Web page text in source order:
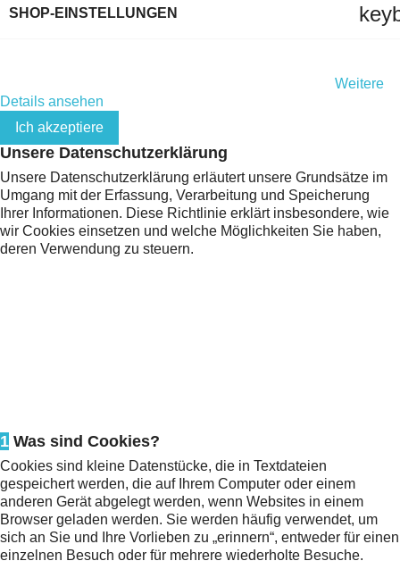
SHOP-EINSTELLUNGEN
Weitere
Details ansehen
Ich akzeptiere
Unsere Datenschutzerklärung
Unsere Datenschutzerklärung erläutert unsere Grundsätze im
Umgang mit der Erfassung, Verarbeitung und Speicherung
Ihrer Informationen. Diese Richtlinie erklärt insbesondere, wie
wir Cookies einsetzen und welche Möglichkeiten Sie haben,
deren Verwendung zu steuern.
1 Was sind Cookies?
Cookies sind kleine Datenstücke, die in Textdateien
gespeichert werden, die auf Ihrem Computer oder einem
anderen Gerät abgelegt werden, wenn Websites in einem
Browser geladen werden. Sie werden häufig verwendet, um
sich an Sie und Ihre Vorlieben zu „erinnern“, entweder für einen
einzelnen Besuch oder für mehrere wiederholte Besuche.